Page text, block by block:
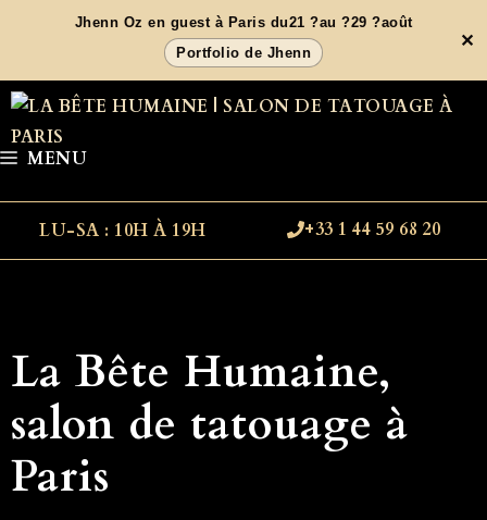
contenu
Jhenn Oz en guest à Paris du21 ?au ?29 ?août
Portfolio de Jhenn
✕
MENU
LU-SA : 10H À 19H +33 1 44 59 68 20
La Bête Humaine,
salon de tatouage à
Paris